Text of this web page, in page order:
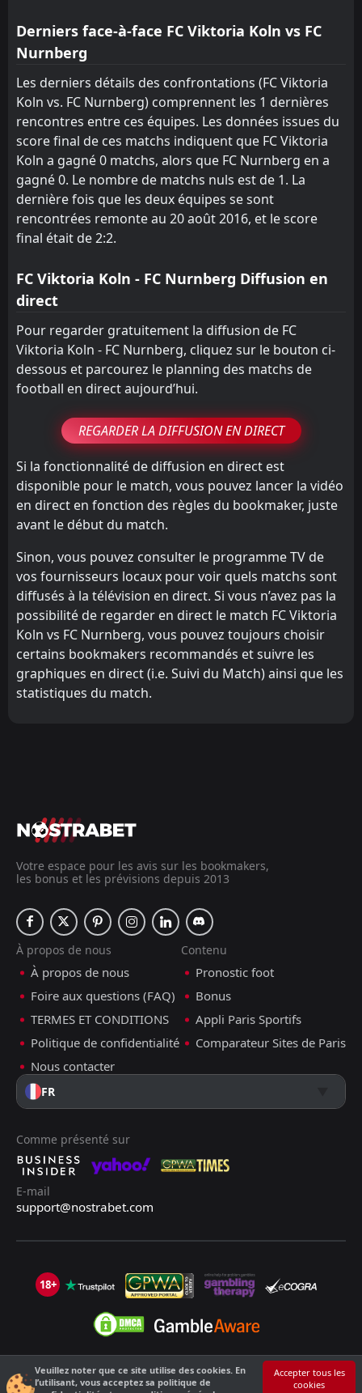
Veuillez noter que ce site utilise des cookies. En
l’utilisant, vous acceptez sa politique de
Accepter tous les
cookies
26Apr
FC Magdeburg
0
FT
18Apr
FC Nurnberg
1
11:00
11Apr
FC Nurnberg
Dynamo Dresden
L
Derniers face-à-face FC Viktoria Koln vs FC
Nurnberg
Les derniers détails des confrontations (FC Viktoria
Koln vs. FC Nurnberg) comprennent les 1 dernières
rencontres entre ces équipes. Les données issues du
score final de ces matchs indiquent que FC Viktoria
Koln a gagné 0 matchs, alors que FC Nurnberg en a
gagné 0. Le nombre de matchs nuls est de 1. La
dernière fois que les deux équipes se sont
rencontrées remonte au 20 août 2016, et le score
final était de 2:2.
FC Viktoria Koln - FC Nurnberg Diffusion en
direct
Pour regarder gratuitement la diffusion de FC
Viktoria Koln - FC Nurnberg, cliquez sur le bouton ci-
dessous et parcourez le planning des matchs de
football en direct aujourd’hui.
REGARDER LA DIFFUSION EN DIRECT
Si la fonctionnalité de diffusion en direct est
disponible pour le match, vous pouvez lancer la vidéo
en direct en fonction des règles du bookmaker, juste
avant le début du match.
Sinon, vous pouvez consulter le programme TV de
vos fournisseurs locaux pour voir quels matchs sont
diffusés à la télévision en direct. Si vous n’avez pas la
possibilité de regarder en direct le match FC Viktoria
Koln vs FC Nurnberg, vous pouvez toujours choisir
certains bookmakers recommandés et suivre les
graphiques en direct (i.e. Suivi du Match) ainsi que les
statistiques du match.
Votre espace pour les avis sur les bookmakers,
les bonus et les prévisions depuis 2013
À propos de nous
À propos de nous
Foire aux questions (FAQ)
TERMES ET CONDITIONS
Politique de confidentialité
Nous contacter
Contenu
Pronostic foot
Bonus
Appli Paris Sportifs
Comparateur Sites de Paris
FR
Comme présenté sur
E-mail
support@nostrabet.com
18+
©2013 - 2026 Nostrabet.com - Tous les droits sont réservés. Ce site n'est
pas adapté aux moins de 18 ans !